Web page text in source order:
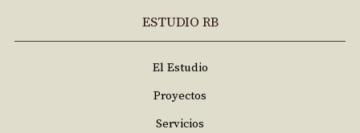
ESTUDIO RB
El Estudio
Proyectos
Servicios